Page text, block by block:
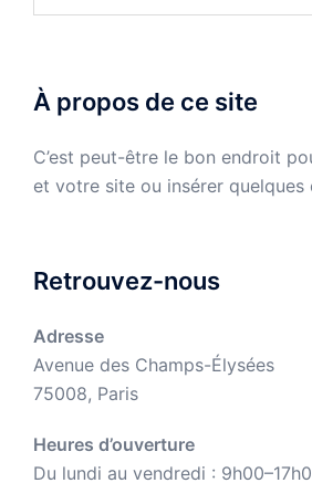
À propos de ce site
C’est peut-être le bon endroit
et votre site ou insérer quelques
Retrouvez-nous
Adresse
Avenue des Champs-Élysées
75008, Paris
Heures d’ouverture
Du lundi au vendredi :